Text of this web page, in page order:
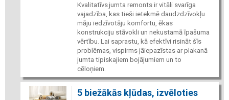
Kvalitatīvs jumta remonts ir vitāli svarīga
vajadzība, kas tieši ietekmē daudzdzīvokļu
māju iedzīvotāju komfortu, ēkas
konstrukciju stāvokli un nekustamā īpašuma
vērtību. Lai saprastu, kā efektīvi risināt šīs
problēmas, vispirms jāiepazīstas ar plakanā
jumta tipiskajiem bojājumiem un to
cēloņiem.
5 biežākās kļūdas, izvēloties